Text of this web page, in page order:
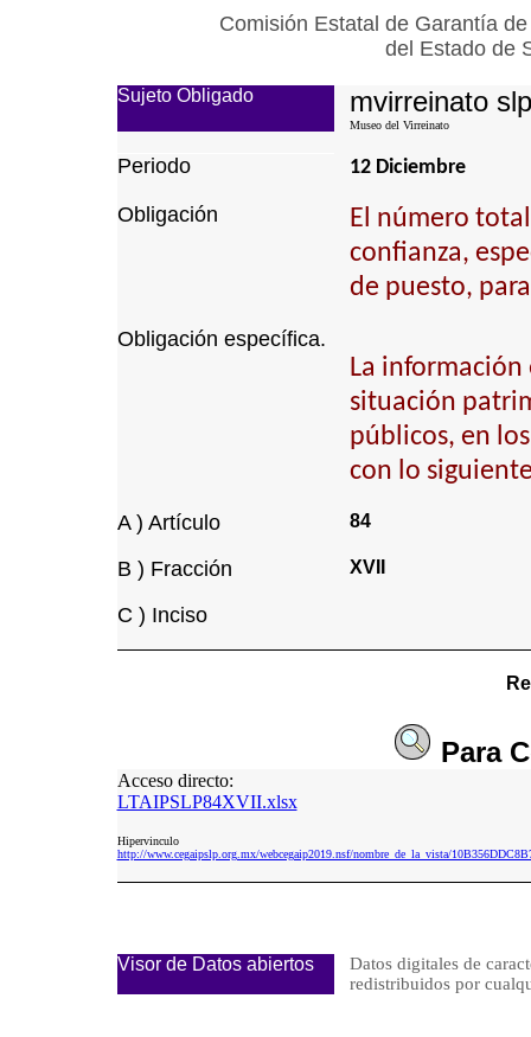
Comisión Estatal de Garantía
del Estado de
Sujeto Obligado mvirreinato slp
Museo del Virreinato
Periodo 12 Diciembre
Obligación
El número
confianza,
de puesto,
Obligación específica.
La información
situación
públicos, en
con lo
A ) Artículo 84
B ) Fracción XVII
C ) Inciso
Para
Acceso directo:
LTAIPSLP84XVII.xlsx
Hipervinculo
http://www.cegaipslp.org.mx/webcegaip2019.nsf/nombre_de_la_vista/
Visor de Datos abiertos
Datos digitales de
redistribuidos por